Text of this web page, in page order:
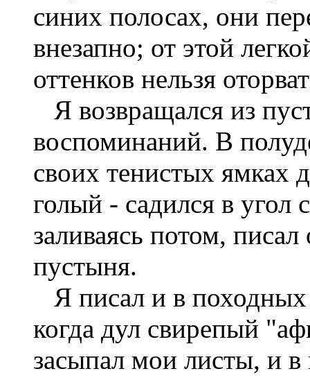
синих полосах, они
внезапно; от этой
оттенков нельзя
Я возвращался из
воспоминаний. В
своих тенистых ямках
голый - садился в угол
заливаясь потом,
пустыня.
Я писал и в походных
когда дул свирепый
засыпал мои листы, и